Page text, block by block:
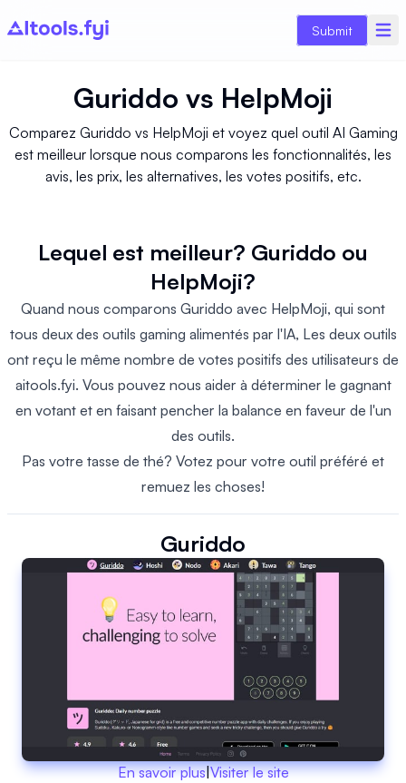
Submit
Guriddo vs HelpMoji
Comparez Guriddo vs HelpMoji et voyez quel outil AI Gaming
est meilleur lorsque nous comparons les fonctionnalités, les
avis, les prix, les alternatives, les votes positifs, etc.
Lequel est meilleur? Guriddo ou
HelpMoji?
Quand nous comparons Guriddo avec HelpMoji, qui sont
tous deux des outils gaming alimentés par l'IA, Les deux outils
ont reçu le même nombre de votes positifs des utilisateurs de
aitools.fyi. Vous pouvez nous aider à déterminer le gagnant
en votant et en faisant pencher la balance en faveur de l'un
des outils.
Pas votre tasse de thé? Votez pour votre outil préféré et
remuez les choses!
Guriddo
En savoir plus|Visiter le site